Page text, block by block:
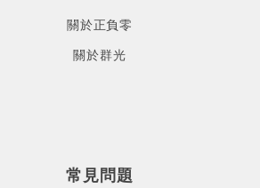
關於正負零
關於群光
常見問題